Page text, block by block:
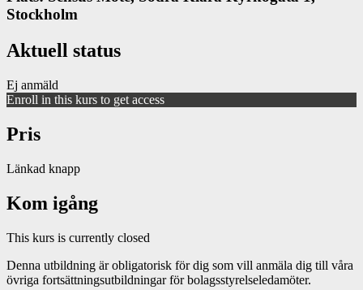
Stockholm
Aktuell status
Ej anmäld
Enroll in this kurs to get access
Pris
Länkad knapp
Kom igång
This kurs is currently closed
Denna utbildning är obligatorisk för dig som vill anmäla dig till våra
övriga fortsättningsutbildningar för bolagsstyrelseledamöter.